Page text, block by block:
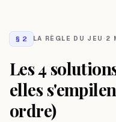
§ 2 LA RÈGLE DU JEU · 2
Les 4
elles
ordre)